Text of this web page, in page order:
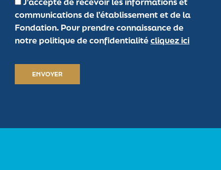
communications de l’établissement et de la
Fondation. Pour prendre connaissance de
notre politique de confidentialitécliquez ici